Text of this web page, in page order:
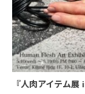
『人肉アイテム展